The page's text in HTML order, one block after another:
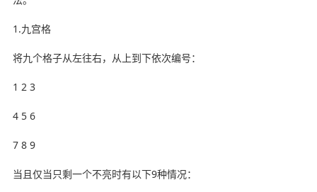
1.九宫格
将九个格子从左往右，从上到下依次编号：
1 2 3
4 5 6
7 8 9
当且仅当只剩一个不亮时有以下9种情况：